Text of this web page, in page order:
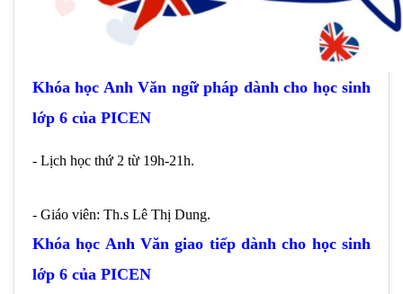
Khóa học Anh Văn ngữ pháp dành cho học sinh
lớp 6 của PICEN
- Lịch học thứ 2 từ 19h-21h.
- Giáo viên: Th.s Lê Thị Dung.
Khóa học Anh Văn giao tiếp dành cho học sinh
lớp 6 của PICEN